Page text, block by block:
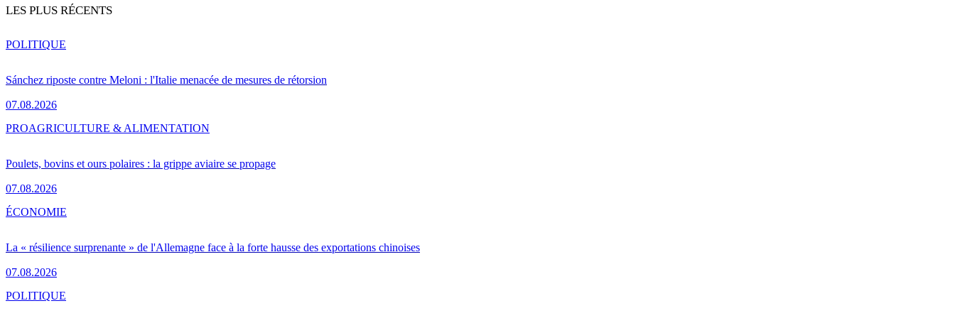
LES PLUS RÉCENTS
Sánchez riposte contre Meloni : l'Italie menacée de mesures de rétorsion
07.08.2026
POLITIQUE
Poulets, bovins et ours polaires : la grippe aviaire se propage
07.08.2026
PROAGRICULTURE & ALIMENTATION
La « résilience surprenante » de l'Allemagne face à la forte hausse des exportations chinoises
07.08.2026
ÉCONOMIE
POLITIQUE